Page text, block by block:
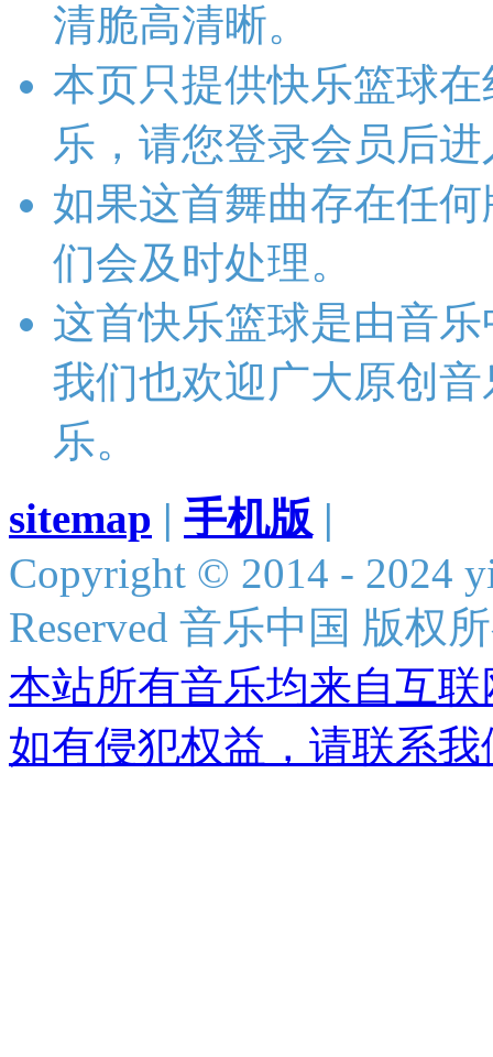
清脆高清晰。
本页只提供快乐篮球
乐，请您登录会员后
如果这首舞曲存在任
们会及时处理。
这首快乐篮球是由音
我们也欢迎广大原创
乐。
sitemap | 手机版 |
Copyright © 2014 - 2024
Reserved 音乐中国 版权
本站所有音乐均来自互
如有侵犯权益，请联系